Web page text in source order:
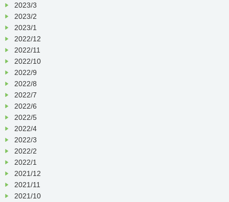
2023/3
2023/2
2023/1
2022/12
2022/11
2022/10
2022/9
2022/8
2022/7
2022/6
2022/5
2022/4
2022/3
2022/2
2022/1
2021/12
2021/11
2021/10